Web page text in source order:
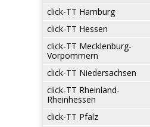
click-TT Hamburg
click-TT Hessen
click-TT Mecklenburg-
Vorpommern
click-TT Niedersachsen
click-TT Rheinland-
Rheinhessen
click-TT Pfalz